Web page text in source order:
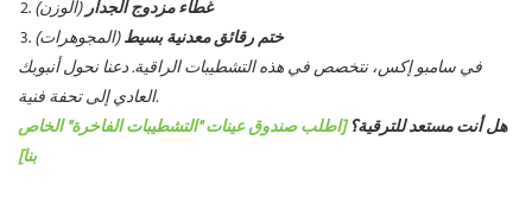
غطاء مزدوج الجدار(الوزن)
ختم رقائق معدنية بسيط(المجوهرات)
في سامبو إكس، نتخصص في هذه التشطيبات الراقية. دعنا نحول أنبوبك
العادي إلى تحفة فنية.
هل أنت مستعد للترقية؟ [اطلب صندوق عينات "التشطيبات الفاخرة" الخاص
بنا]